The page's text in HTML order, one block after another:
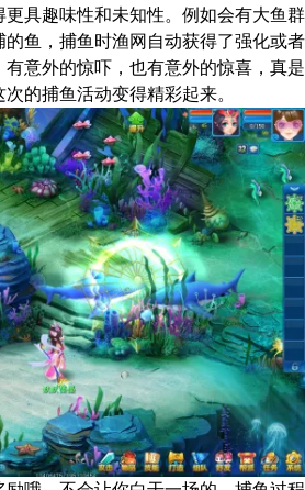
具趣味性和未知性。例如会有大鱼群
鱼，捕鱼时渔网自动获得了强化或者
意外的惊吓，也有意外的惊喜，真是
的捕鱼活动变得精彩起来。